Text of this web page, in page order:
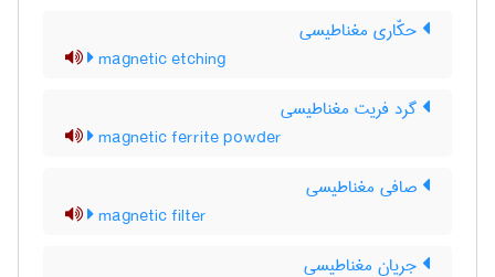
حکّاری مغناطیسی
magnetic etching
گرد فریت مغناطیسی
magnetic ferrite powder
صافی مغناطیسی
magnetic filter
جریان مغناطیسی